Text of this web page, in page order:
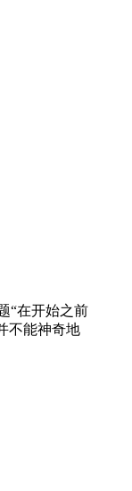
“在开始之前
不能神奇地